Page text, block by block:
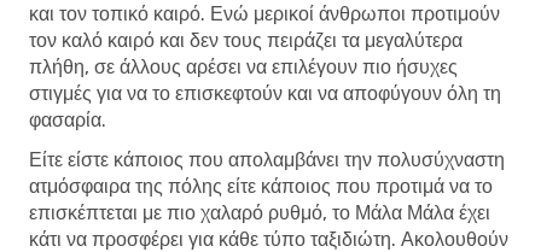
και τον τοπικό καιρό. Ενώ μερικοί άνθρωποι προτιμούν
τον καλό καιρό και δεν τους πειράζει τα μεγαλύτερα
πλήθη, σε άλλους αρέσει να επιλέγουν πιο ήσυχες
στιγμές για να το επισκεφτούν και να αποφύγουν όλη τη
φασαρία.
Είτε είστε κάποιος που απολαμβάνει την πολυσύχναστη
ατμόσφαιρα της πόλης είτε κάποιος που προτιμά να το
επισκέπτεται με πιο χαλαρό ρυθμό, το Μάλα Μάλα έχει
κάτι να προσφέρει για κάθε τύπο ταξιδιώτη. Ακολουθούν